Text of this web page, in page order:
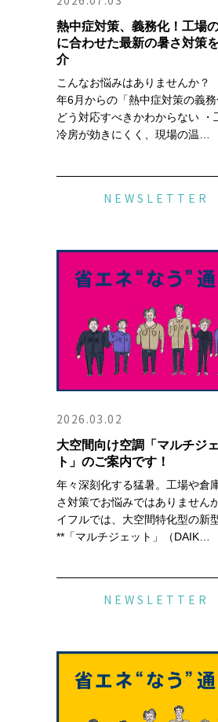
熱中症対策、義務化！工場
に合わせた最新の暑さ対策
介
こんなお悩みはありませんか？
年6月からの「熱中症対策の義
どう対応すべきかわからない ・
冷房が効きにくく、現場の温…
NEWSLETTER
2026.03.02
大空間向け空調「マルチジ
ト」のご案内です！
年々深刻化する猛暑。工場や倉
さ対策でお悩みではありません
イフルでは、大空間特化型の新
**「マルチジェット」（DAIK…
NEWSLETTER